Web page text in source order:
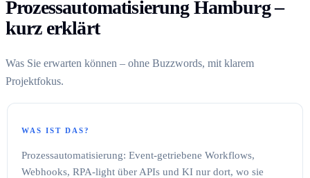
Prozessautomatisierung Hamburg –
kurz erklärt
Was Sie erwarten können – ohne Buzzwords, mit klarem
Projektfokus.
WAS IST DAS?
Prozessautomatisierung: Event-getriebene Workflows,
Webhooks, RPA-light über APIs und KI nur dort, wo sie